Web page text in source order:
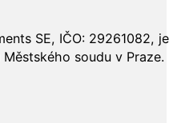
SE, IČO: 29261082,
soudu v Praze.